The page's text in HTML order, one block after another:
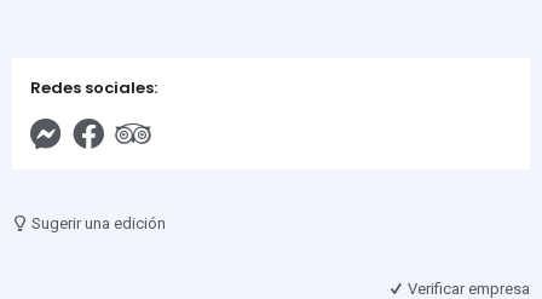
Redes sociales:
Sugerir una edición
Verificar empresa